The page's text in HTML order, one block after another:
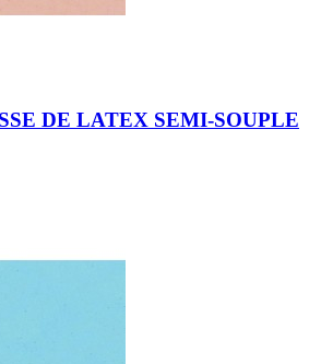
DE LATEX SEMI-SOUPLE